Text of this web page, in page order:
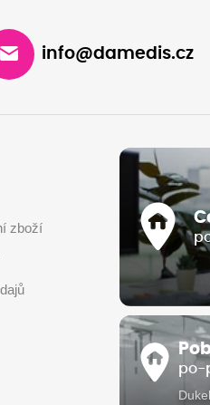
info@damedis.cz
zboží
po-